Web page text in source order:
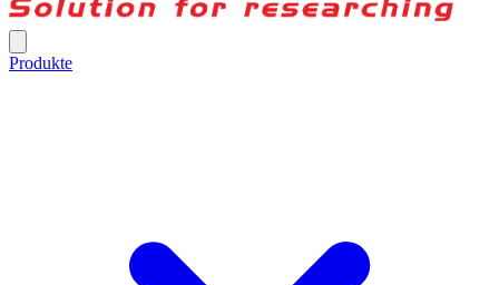
Produkte